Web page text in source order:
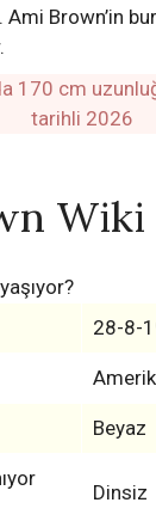
Brown’in
Wiki
28-8-
Beyaz
Dinsiz